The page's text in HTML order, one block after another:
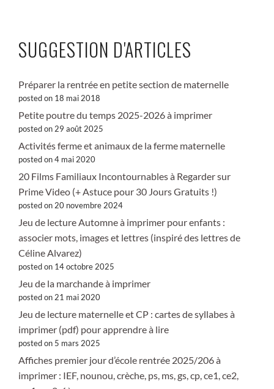
SUGGESTION D'ARTICLES
Préparer la rentrée en petite section de maternelle
posted on 18 mai 2018
Petite poutre du temps 2025-2026 à imprimer
posted on 29 août 2025
Activités ferme et animaux de la ferme maternelle
posted on 4 mai 2020
20 Films Familiaux Incontournables à Regarder sur
Prime Video (+ Astuce pour 30 Jours Gratuits !)
posted on 20 novembre 2024
Jeu de lecture Automne à imprimer pour enfants :
associer mots, images et lettres (inspiré des lettres de
Céline Alvarez)
posted on 14 octobre 2025
Jeu de la marchande à imprimer
posted on 21 mai 2020
Jeu de lecture maternelle et CP : cartes de syllabes à
imprimer (pdf) pour apprendre à lire
posted on 5 mars 2025
Affiches premier jour d’école rentrée 2025/206 à
imprimer : IEF, nounou, crèche, ps, ms, gs, cp, ce1, ce2,